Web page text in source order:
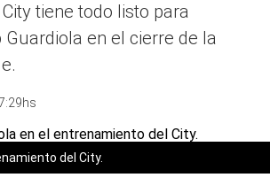
tiene todo listo para
Guardiola en el cierre de la
del City.